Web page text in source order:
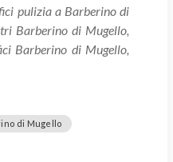
pulizia a Barberino di
Barberino di Mugello,
Barberino di Mugello,
di Mugello